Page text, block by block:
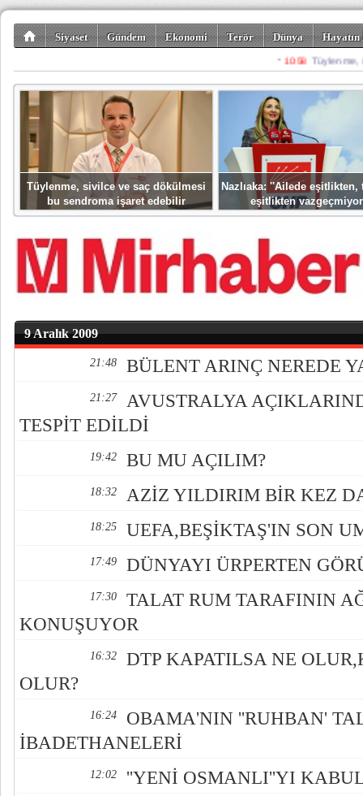
Siyaset Gündem Ekonomi Terör Dünya
Spor Misafir
Tüylenme, sivilce ve saç dökülmesi
bu sendroma işaret edebilir
Nazlıaka: ''Ailede eşitlikten,
eşitlikten
9 Aralık 2009
21:48 BÜLENT ARINÇ NEREDE
21:27
AVUSTRALYA
TESPİT EDİLDİ
19:42 BU MU AÇILIM?
18:32 AZİZ YILDIRIM BİR KEZ
18:25 UEFA,BEŞİKTAŞ'IN SON
17:49 DÜNYAYI ÜRPERTEN
17:30
TALAT RUM TARAFININ
KONUŞUYOR
16:32
DTP KAPATILSA NE
OLUR?
16:24
OBAMA'NIN ''RUHBAN'
İBADETHANELERİ
12:02 ''YENİ OSMANLI''YI